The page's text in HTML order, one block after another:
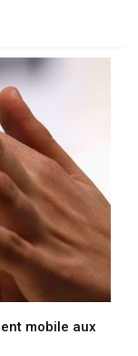
mobile aux